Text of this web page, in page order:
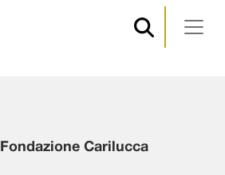
Fondazione Carilucca